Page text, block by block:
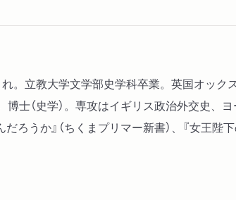
1 保守党のあゆみ
2 自由党のあゆ
。立教大学文学部史学科卒業。英国オッ
士（史学）。専攻はイギリス政治外交史、
ろうか』（ちくまプリマー新書）、『女王陛